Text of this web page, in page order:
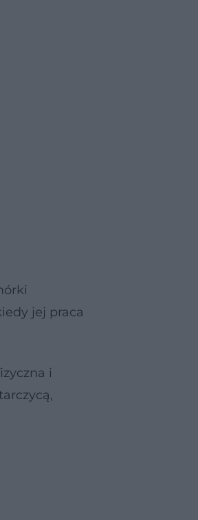
jej praca
i